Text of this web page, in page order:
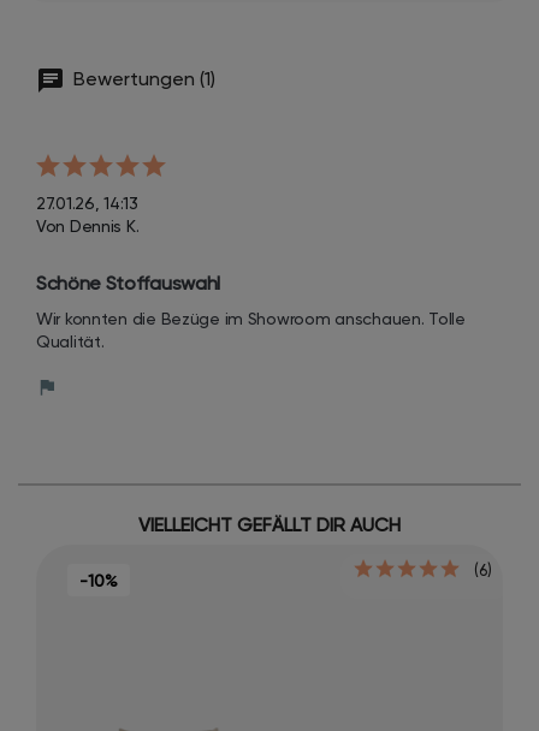
Bewertungen (1)
27.01.26, 14:13
Von Dennis K.
Schöne Stoffauswahl
Wir konnten die Bezüge im Showroom anschauen. Tolle
Qualität.
VIELLEICHT GEFÄLLT DIR AUCH
-10% (6)